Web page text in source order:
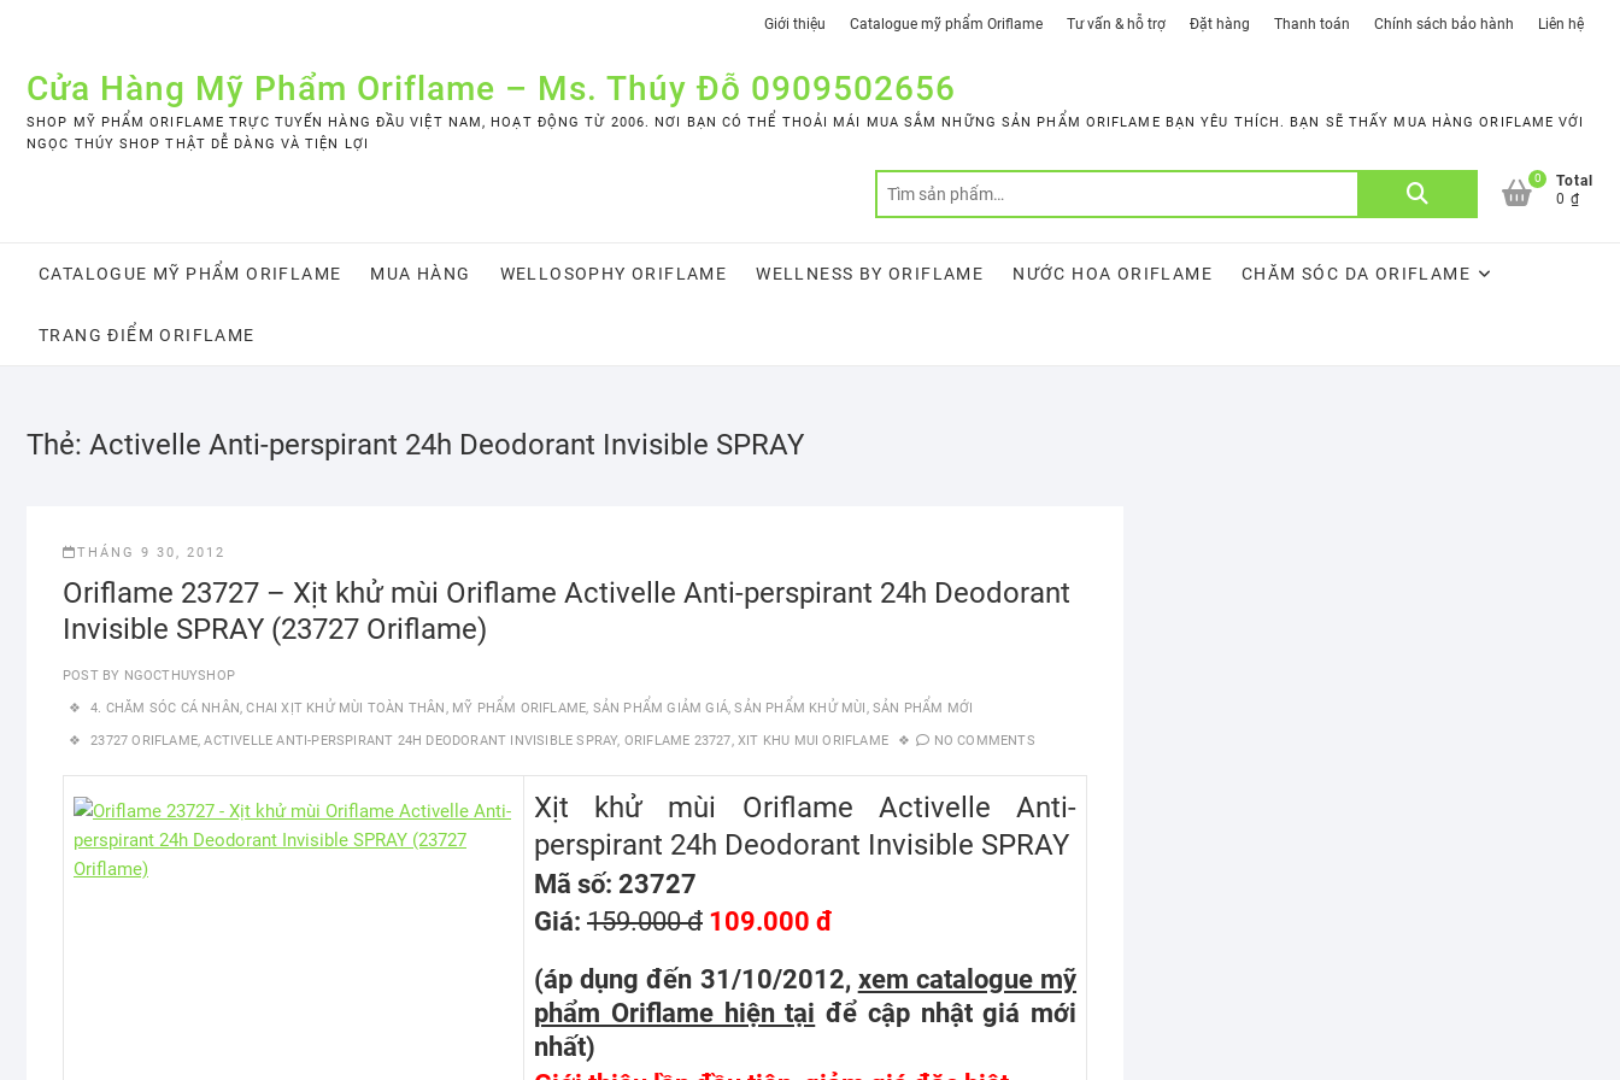
content
Giới thiệu Catalogue mỹ phẩm Oriflame Tư vấn & hỗ trợ Đặt hàng Thanh toán Chính sách bảo hành Liên hệ
Cửa Hàng Mỹ Phẩm Oriflame – Ms. Thúy Đỗ 0909502656
SHOP MỸ PHẨM ORIFLAME TRỰC TUYẾN HÀNG ĐẦU VIỆT NAM, HOẠT ĐỘNG TỪ 2006. NƠI BẠN CÓ THỂ THOẢI MÁI MUA SẮM NHỮNG SẢN PHẨM ORIFLAME BẠN YÊU THÍCH. BẠN SẼ THẤY MUA HÀNG ORIFLAME VỚI
NGỌC THÚY SHOP THẬT DỄ DÀNG VÀ TIỆN LỢI
0
Total
0 ₫
CATALOGUE MỸ PHẨM ORIFLAME MUA HÀNG WELLOSOPHY ORIFLAME WELLNESS BY ORIFLAME NƯỚC HOA ORIFLAME CHĂM SÓC DA ORIFLAME
TRANG ĐIỂM ORIFLAME
Thẻ: Activelle Anti-perspirant 24h Deodorant Invisible SPRAY
THÁNG 9 30, 2012
Oriflame 23727 – Xịt khử mùi Oriflame Activelle Anti-perspirant 24h Deodorant
Invisible SPRAY (23727 Oriflame)
POST BY NGOCTHUYSHOP
4. CHĂM SÓC CÁ NHÂN,CHAI XỊT KHỬ MÙI TOÀN THÂN, MỸ PHẨM ORIFLAME, SẢN PHẨM GIẢM GIÁ,SẢN PHẨM KHỬ MÙI,SẢN PHẨM MỚI
23727 ORIFLAME,ACTIVELLE ANTI-PERSPIRANT 24H DEODORANT INVISIBLE SPRAY, ORIFLAME 23727,XIT KHU MUI ORIFLAME NO COMMENTS
Xịt khử mùi Oriflame Activelle Anti-
perspirant 24h Deodorant Invisible SPRAY
Mã số: 23727
Giá: 159.000 đ 109.000 đ
(áp dụng đến 31/10/2012, xem catalogue mỹ
phẩm Oriflame hiện tại để cập nhật giá mới
nhất)